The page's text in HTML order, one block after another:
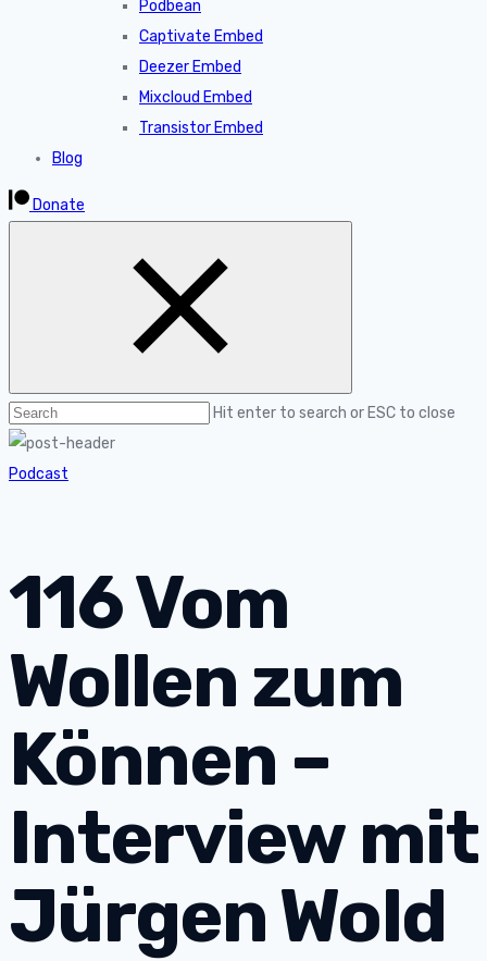
Podbean
Captivate Embed
Deezer Embed
Mixcloud Embed
Transistor Embed
Blog
Donate
Hit enter to search or ESC to close
Podcast
116 Vom
Wollen zum
Können –
Interview mit
Jürgen Wold